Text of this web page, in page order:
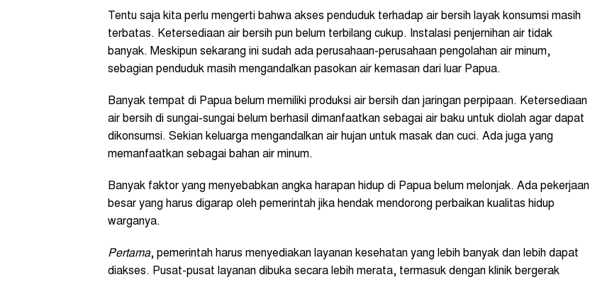
Tentu saja kita perlu mengerti bahwa akses penduduk terhadap air bersih layak konsumsi masih
terbatas. Ketersediaan air bersih pun belum terbilang cukup. Instalasi penjernihan air tidak
banyak. Meskipun sekarang ini sudah ada perusahaan-perusahaan pengolahan air minum,
sebagian penduduk masih mengandalkan pasokan air kemasan dari luar Papua.
Banyak tempat di Papua belum memiliki produksi air bersih dan jaringan perpipaan. Ketersediaan
air bersih di sungai-sungai belum berhasil dimanfaatkan sebagai air baku untuk diolah agar dapat
dikonsumsi. Sekian keluarga mengandalkan air hujan untuk masak dan cuci. Ada juga yang
memanfaatkan sebagai bahan air minum.
Banyak faktor yang menyebabkan angka harapan hidup di Papua belum melonjak. Ada pekerjaan
besar yang harus digarap oleh pemerintah jika hendak mendorong perbaikan kualitas hidup
warganya.
Pertama, pemerintah harus menyediakan layanan kesehatan yang lebih banyak dan lebih dapat
diakses. Pusat-pusat layanan dibuka secara lebih merata, termasuk dengan klinik bergerak